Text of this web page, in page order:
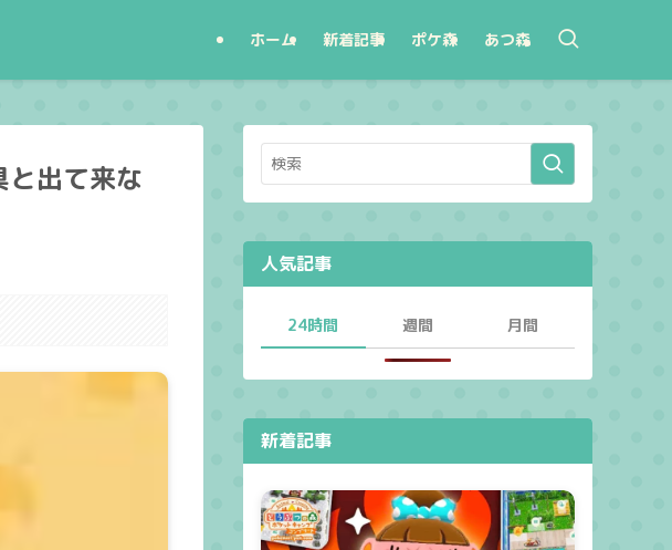
ホーム 新着記事 ポケ森 あつ森
と出て来な
人気記事
24時間 週間 月間
新着記事